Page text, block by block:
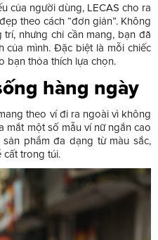
của người dùng, LECAS cho ra
theo cách “đơn giản”. Không
nhưng chỉ cần mang, bạn đã
của mình. Đặc biệt là mỗi chiếc
bạn thỏa thích lựa chọn.
hàng ngày
theo ví đi ra ngoài vì không
mắt một số mẫu ví nữ ngắn cao
phẩm đa dạng từ màu sắc,
trong túi.